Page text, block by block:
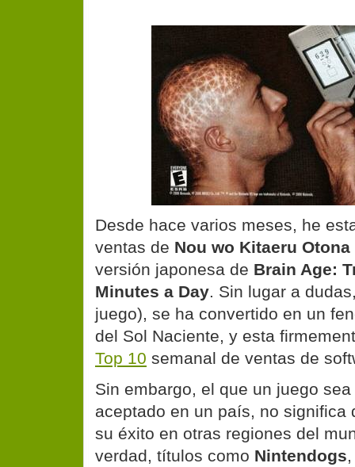
Desde hace varios meses, he
ventas de Nou wo Kitaeru
versión japonesa de Brain Age:
Minutes a Day. Sin lugar a
juego), se ha convertido en un
del Sol Naciente, y esta
Top 10 semanal de ventas de
Sin embargo, el que un juego
aceptado en un país, no significa
su éxito en otras regiones del
verdad, títulos como Nintendogs